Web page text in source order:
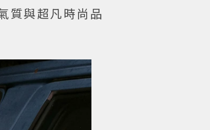
質與超凡時尚品